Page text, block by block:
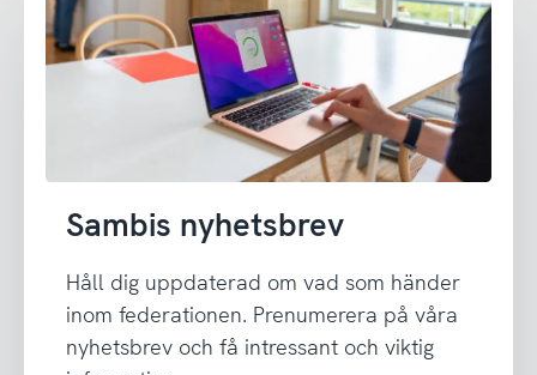
Sambis nyhetsbrev
Håll dig uppdaterad om vad som händer
inom federationen. Prenumerera på våra
nyhetsbrev och få intressant och viktig